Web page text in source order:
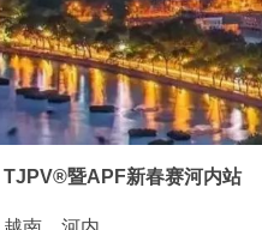
TJPV®暨APF新春赛河内站